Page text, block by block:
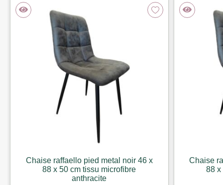
Chaise raffaello pied metal noir 46 x
88 x 50 cm tissu microfibre
anthracite
Chaise
88 x